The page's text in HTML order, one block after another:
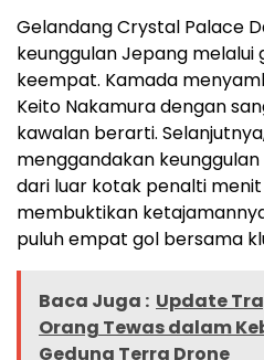
Gelandang Crystal Palace
keunggulan Jepang
keempat. Kamada
Keito Nakamura dengan
kawalan berarti.
menggandakan
dari luar kotak penalti menit
membuktikan
puluh empat gol bersama
Baca Juga : Update
Orang Tewas dalam
Gedung Terra Drone